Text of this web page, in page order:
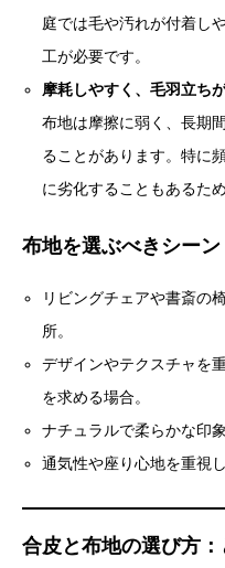
庭では毛や汚れが付着し
工が必要です。
摩耗しやすく、毛羽立ち
布地は摩擦に弱く、長期
ることがあります。特に
に劣化することもあるた
布地を選ぶべきシーン
リビングチェアや書斎の
所。
デザインやテクスチャを
を求める場合。
ナチュラルで柔らかな印
通気性や座り心地を重視
合皮と布地の選び方